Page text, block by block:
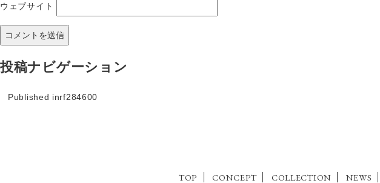
ウェブサイト
投稿ナビゲーション
Published inrf284600
TOP CONCEPT COLLECTION NEWS